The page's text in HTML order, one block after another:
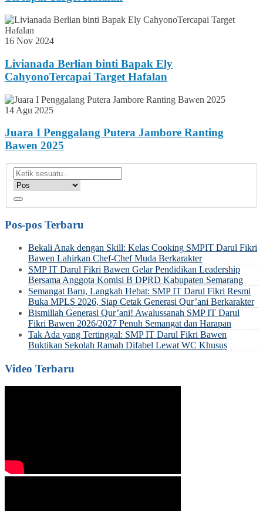
16 Nov 2024
Livianada Berlian binti Bapak Ely
CahyonoTercapai Target Hafalan
14 Agu 2025
Juara I Penggalang Putera Jambore Ranting
Bawen 2025
Pos-pos Terbaru
Bekali Anak dengan Skill: Kelas Cooking SMPIT Darul Fikri
Bawen Lahirkan Chef-Chef Muda Berkarakter
SMP IT Darul Fikri Bawen Gelar Pendidikan Leadership
Bersama Anggota Komisi B DPRD Kabupaten Semarang
Semangat Baru, Langkah Hebat: SMP IT Darul Fikri Resmi
Buka MPLS 2026, Siap Cetak Generasi Qur’ani Berkarakter
Bismillah Generasi Qur’ani! Awalussanah SMP IT Darul
Fikri Bawen 2026/2027 Penuh Semangat dan Harapan
Tak Ada yang Tertinggal: SMP IT Darul Fikri Bawen
Buktikan Sekolah Ramah Difabel Lewat WC Khusus
Video Terbaru